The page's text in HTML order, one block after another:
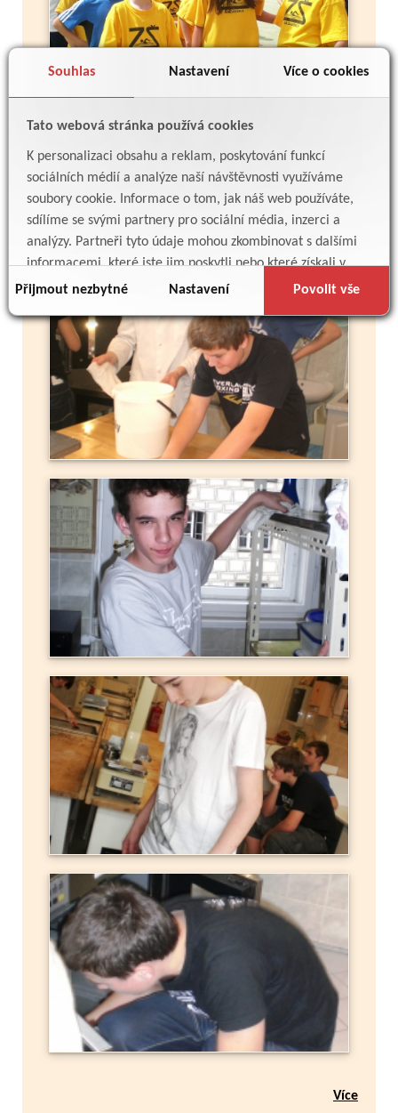
Souhlas Nastavení Více o cookies
Tato webová stránka používá cookies
K personalizaci obsahu a reklam, poskytování funkcí
sociálních médií a analýze naší návštěvnosti využíváme
soubory cookie. Informace o tom, jak náš web používáte,
sdílíme se svými partnery pro sociální média, inzerci a
analýzy. Partneři tyto údaje mohou zkombinovat s dalšími
informacemi, které jste jim poskytli nebo které získali v
důsledku toho, že používáte jejich služby.
Přijmout nezbytné Nastavení Povolit vše
Exkurze ve Střední průmyslové škole
potravinářských technologií
Více